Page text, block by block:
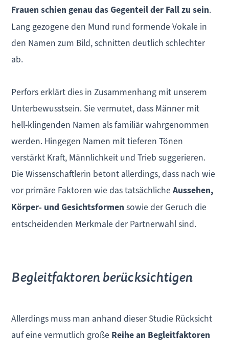
Frauen schien genau das Gegenteil der Fall zu sein.
Lang gezogene den Mund rund formende Vokale in
den Namen zum Bild, schnitten deutlich schlechter
ab.
Perfors erklärt dies in Zusammenhang mit unserem
Unterbewusstsein. Sie vermutet, dass Männer mit
hell-klingenden Namen als familiär wahrgenommen
werden. Hingegen Namen mit tieferen Tönen
verstärkt Kraft, Männlichkeit und Trieb suggerieren.
Die Wissenschaftlerin betont allerdings, dass nach wie
vor primäre Faktoren wie das tatsächliche Aussehen,
Körper- und Gesichtsformen sowie der Geruch die
entscheidenden Merkmale der Partnerwahl sind.
Begleitfaktoren berücksichtigen
Allerdings muss man anhand dieser Studie Rücksicht
auf eine vermutlich große Reihe an Begleitfaktoren